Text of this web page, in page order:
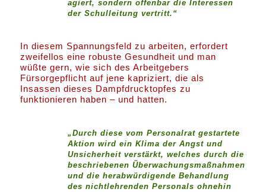
agiert, sondern offenbar die Interessen
der Schulleitung vertritt.“
In diesem Spannungsfeld zu arbeiten, erfordert
zweifellos eine robuste Gesundheit und man
wüßte gern, wie sich des Arbeitgebers
Fürsorgepflicht auf jene kapriziert, die als
Insassen dieses Dampfdrucktopfes zu
funktionieren haben – und hatten.
„Durch diese vom Personalrat gestartete
Aktion wird ein Klima der Angst und
Unsicherheit verstärkt, welches durch die
beschriebenen Überwachungsmaßnahmen
und die herabwürdigende Behandlung
des nichtlehrenden Personals ohnehin